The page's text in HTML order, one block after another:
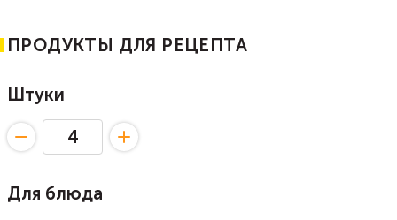
ПРОДУКТЫ ДЛЯ РЕЦЕПТА
Штуки
Для блюда